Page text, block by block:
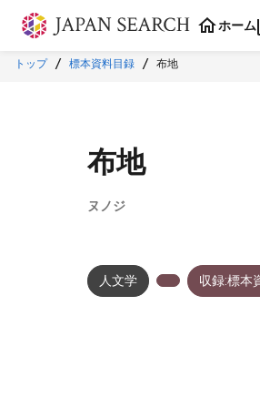
本文に飛ぶ
ホーム
トップ 標本資料目録 布地
布地
ヌノジ
人文学 収録:標本